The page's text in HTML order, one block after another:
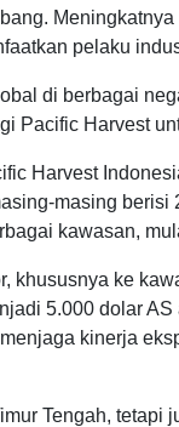
pelaku
di berbagai
Pacific Harvest
Harvest
masing
kawasan,
khususnya ke
5.000 dolar
kinerja
Tengah, tetapi